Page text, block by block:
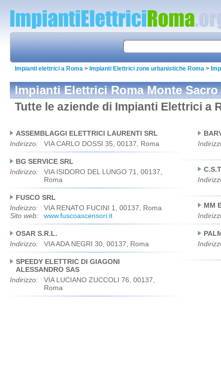
Impianti elettrici a Roma > Impianti Elettrici zone urbanistiche Roma >
Impianti Elettrici Roma Monte
Tutte le aziende di Impianti Elettrici a
ASSEMBLAGGI ELETTRICI LAURENTI SRL
Indirizzo:
VIA CARLO DOSSI 35, 00137, Roma
BG SERVICE SRL
Indirizzo:
VIA ISIDORO DEL LUNGO 71, 00137,
Roma
FUSCO SRL
Indirizzo:
VIA RENATO FUCINI 1, 00137, Roma
Sito web:
www.fuscoascensori.it
MM
OSAR S.R.L.
Indirizzo:
VIA ADA NEGRI 30, 00137, Roma
SPEEDY ELETTRIC DI GIAGONI
ALESSANDRO SAS
Indirizzo:
VIA LUCIANO ZUCCOLI 76, 00137,
Roma